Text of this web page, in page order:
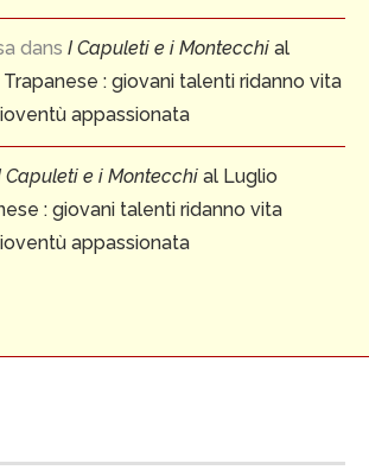
dans I Capuleti e i Montecchi al
: giovani talenti ridanno vita
appassionata
Capuleti e i Montecchi al Luglio
: giovani talenti ridanno vita
appassionata